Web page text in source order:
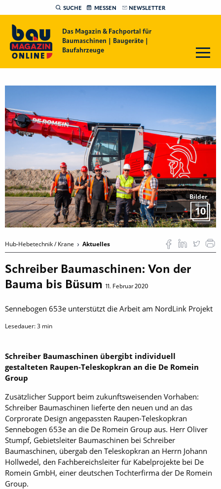
SUCHE MESSEN NEWSLETTER
Das Magazin & Fachportal für
Baumaschinen | Baugeräte |
Baufahrzeuge
Bilder
10
Hub-Hebetechnik / Krane Aktuelles
Schreiber Baumaschinen: Von der
Bauma bis Büsum 11. Februar 2020
Sennebogen 653e unterstützt die Arbeit am NordLink Projekt
Lesedauer:3 min
Schreiber Baumaschinen übergibt individuell
gestalteten Raupen-Teleskopkran an die De Romein
Group
Zusätzlicher Support beim zukunftsweisenden Vorhaben:
Schreiber Baumaschinen lieferte den neuen und an das
Corprorate Design angepassten Raupen-Teleskopkran
Sennebogen 653e an die De Romein Group aus. Herr Oliver
Stumpf, Gebietsleiter Baumaschinen bei Schreiber
Baumaschinen, übergab den Teleskopkran an Herrn Johann
Hollwedel, den Fachbereichsleiter für Kabelprojekte bei De
Romein GmbH, einer deutschen Tochterfirma der De Romein
Group.